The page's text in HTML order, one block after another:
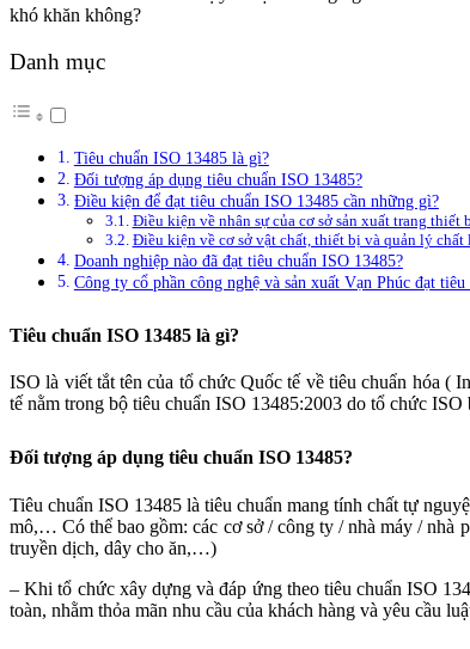
khó khăn không?
Danh mục
Tiêu chuẩn ISO 13485 là gì?
Đối tượng áp dụng tiêu chuẩn ISO 13485?
Điều kiện để đạt tiêu chuẩn ISO 13485 cần những gì?
Điều kiện về nhân sự của cơ sở sản xuất trang thiết
Điều kiện về cơ sở vật chất, thiết bị và quản lý
Doanh nghiệp nào đã đạt tiêu chuẩn ISO 13485?
Công ty cổ phần công nghệ và sản xuất Vạn Phúc đạt
Tiêu chuẩn ISO 13485 là gì?
ISO là viết tắt tên của tổ chức Quốc tế về tiêu chuẩn hóa (
tế nằm trong bộ tiêu chuẩn ISO 13485:2003 do tổ chức ISO
Đối tượng áp dụng tiêu chuẩn ISO 13485?
Tiêu chuẩn ISO 13485 là tiêu chuẩn mang tính chất tự
mô,… Có thể bao gồm: các cơ sở / công ty / nhà máy /
truyền dịch, dây cho ăn,…)
– Khi tổ chức xây dựng và đáp ứng theo tiêu chuẩn ISO
toàn, nhằm thỏa mãn nhu cầu của khách hàng và yêu cầu